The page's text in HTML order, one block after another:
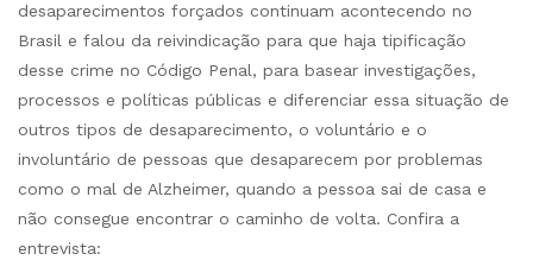
desaparecimentos forçados continuam acontecendo no
Brasil e falou da reivindicação para que haja tipificação
desse crime no Código Penal, para basear investigações,
processos e políticas públicas e diferenciar essa situação de
outros tipos de desaparecimento, o voluntário e o
involuntário de pessoas que desaparecem por problemas
como o mal de Alzheimer, quando a pessoa sai de casa e
não consegue encontrar o caminho de volta. Confira a
entrevista: